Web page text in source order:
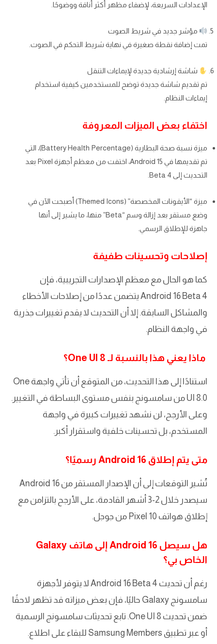
الإعدادات السريعة، لإضفاء مظهر أكثر أناقة ووضوحًا.
مؤشر جديد في شريط الصوت
تمت إضافة نقطة صغيرة في نهاية شريط التحكم في الصوت.
شاشة إرشادية جديدة لإيماءات التنقل
تم تقديم شاشة جديدة توضح للمستخدمين كيفية استخدام
إيماءات النظام.
اختفاء بعض الميزات المعروفة
ميزة نسبة صحة البطارية (Battery Health Percentage)، التي
تم تقديمها في Android 15، اختفت من معظم أجهزة Pixel بعد
التحديث إلى Beta 4.
ميزة “الأيقونات المخصصة” (Themed Icons) أصبحت الآن في
وضع مستقر بعد إزالة وسم “Beta” منها، ما يشير إلى أنها
جاهزة للإطلاق الرسمي.
إصلاحات وتحسينات طفيفة
كما هو الحال مع معظم الإصدارات التجريبية، فإن
Android 16 Beta 4 يتضمن عددًا من إصلاحات الأخطاء
والمشاكل السابقة. إلا أن التحديث لا يقدم تغييرات جذرية
في واجهة النظام.
ماذا يعني هذا بالنسبة لـ One UI 8؟
استنادًا إلى هذا التحديث، من المتوقع أن تأتي واجهة One
UI 8.0 من سامسونج بنفس مستوى البساطة في التغيير.
وعلى الأرجح، لن نشهد تغييرات كبيرة في واجهة
المستخدم، بل تحسينات خلفية واستقرار أكبر.
متى يتم إطلاق Android 16 رسميًا؟
تُشير التوقعات إلى أن الإصدار المستقر من Android 16
سيصدر خلال 2-3 أشهر القادمة، على الأرجح بالتزامن مع
إطلاق هواتف Pixel 10 من جوجل.
هل سيصل Android 16 إلى هاتف Galaxy
الخاص بي؟
رغم أن تحديث Android 16 Beta 4 لا يتوفر لأجهزة
سامسونج Galaxy حاليًا، فإن بعض ميزاته قد تظهر لاحقًا
ضمن تحديث One UI 8. تابع تحديثات سامسونج الرسمية
أو عبر تطبيق Samsung Members للبقاء على اطلاع.